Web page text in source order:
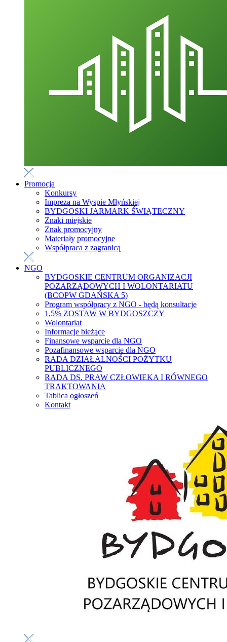
Promocja
Konkursy
Impreza na Wyspie Młyńskiej
BYDGOSKI JARMARK ŚWIĄTECZNY
Znaki miejskie
Znak promocyjny
Materiały promocyjne
Współpraca z zagranicą
NGO
BYDGOSKIE CENTRUM ORGANIZACJI
POZARZĄDOWYCH I WOLONTARIATU
(BCOPW GDAŃSKA 5)
Program współpracy z NGO - będą konsultacje
1,5% ZOSTAW W BYDGOSZCZY
Wolontariat
Informacje bieżące
Finansowe wsparcie dla NGO
Pozafinansowe wsparcie dla NGO
RADA DZIAŁALNOŚCI POŻYTKU
PUBLICZNEGO
RADA DS. PRAW CZŁOWIEKA I RÓWNEGO
TRAKTOWANIA
Tablica ogłoszeń
Kontakt